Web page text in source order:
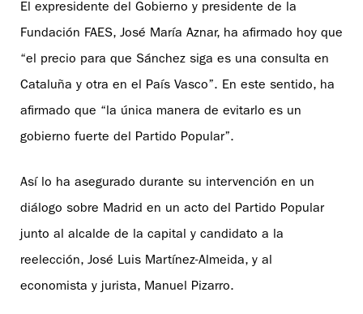
El expresidente del Gobierno y presidente de la
Fundación FAES, José María Aznar, ha afirmado hoy que
“el precio para que Sánchez siga es una consulta en
Cataluña y otra en el País Vasco”. En este sentido, ha
afirmado que “la única manera de evitarlo es un
gobierno fuerte del Partido Popular”.
Así lo ha asegurado durante su intervención en un
diálogo sobre Madrid en un acto del Partido Popular
junto al alcalde de la capital y candidato a la
reelección, José Luis Martínez-Almeida, y al
economista y jurista, Manuel Pizarro.